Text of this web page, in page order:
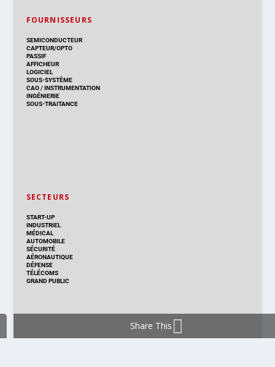
FOURNISSEURS
SEMICONDUCTEUR
CAPTEUR/OPTO
PASSIF
AFFICHEUR
LOGICIEL
SOUS-SYSTÈME
CAO/INSTRUMENTATION
INGÉNIERIE
SOUS-TRAITANCE
SECTEURS
START-UP
INDUSTRIEL
MÉDICAL
AUTOMOBILE
SÉCURITÉ
AÉRONAUTIQUE
DÉFENSE
TÉLÉCOMS
GRAND PUBLIC
Share This